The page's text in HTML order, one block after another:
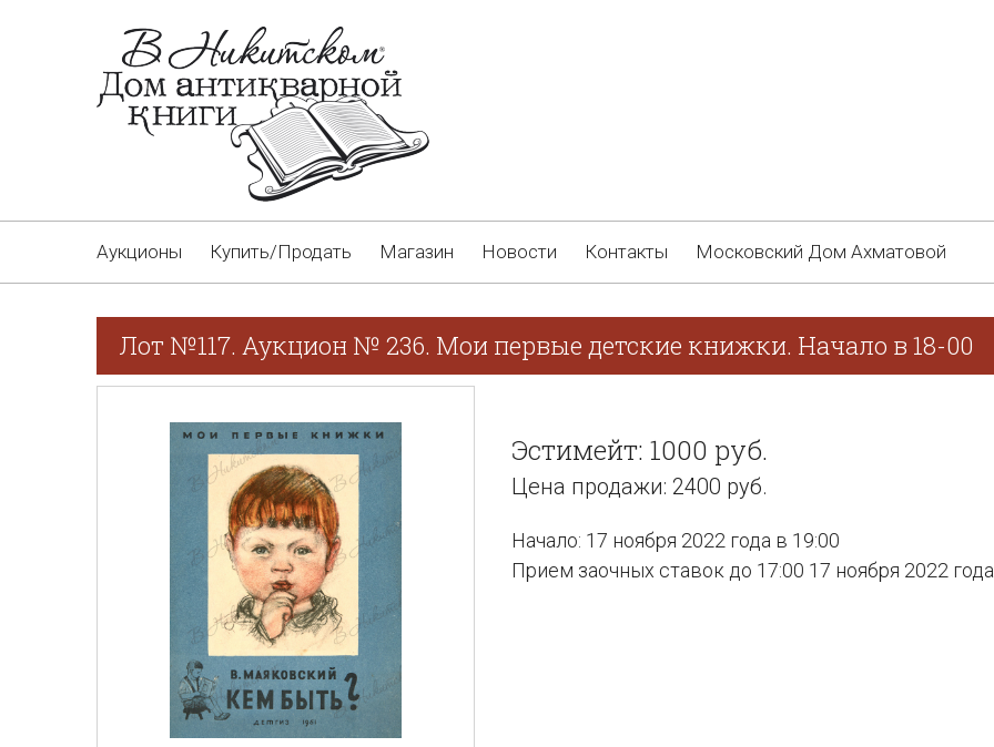
Аукционы Купить/Продать Магазин Новости Контакты Московский Дом Ахматовой
Лот №117. Аукцион № 236. Мои первые детские книжки. Начало в 18-00
Эстимейт: 1000 руб.
Цена продажи: 2400 руб.
Начало: 17 ноября 2022 года в 19:00
Прием заочных ставок до 17:00 17 ноября 2022 года